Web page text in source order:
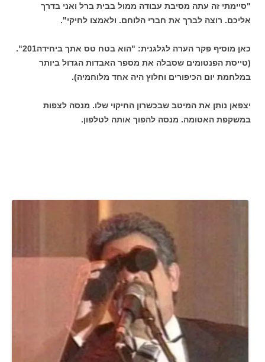
"סיימתי זה עתה מסיבת עבודה ממול בבית ברל ואני בדרך
אליכם. רוצה לברך את חברי הלוחם. ולאמצו לחיקי".
כאן מוסיף פקר הערה לגלגנית: "הוא בטח טס אתך ביחידה201".
(טייסת הפנטומים שסבלה את מספר האבדות הגדול ביותר
במלחמת יום הכיפורים וחלוץ היה אחד מלוחמיה).
יצפאן נותן את המיטב שבכשרון החיקוי שלו. מנסה לצפות
במשקפת האטומה. מנסה להפוך אותה לטלפון.